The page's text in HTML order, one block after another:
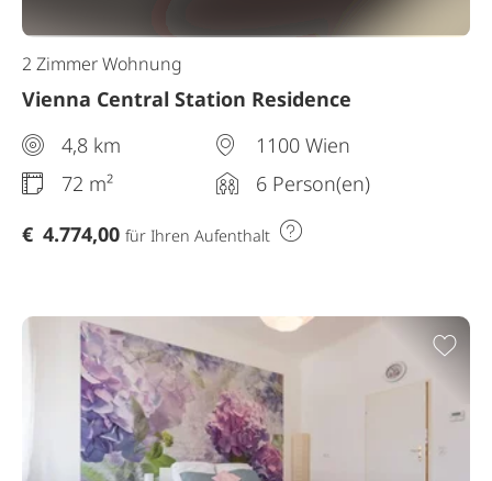
2 Zimmer Wohnung
Vienna Central Station Residence
4,8 km
1100 Wien
72 m²
6 Person(en)
€ 4.774,00 für Ihren Aufenthalt